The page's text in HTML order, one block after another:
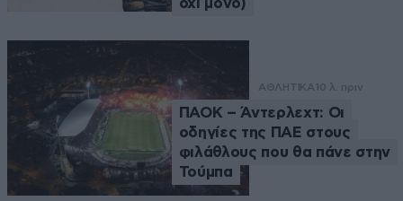
όχι μόνο)
ΑΘΛΗΤΙΚΑ 10 λ. πριν
ΠΑΟΚ – Άντερλεχτ: Οι
οδηγίες της ΠΑΕ στους
φιλάθλους που θα πάνε στην
Τούμπα